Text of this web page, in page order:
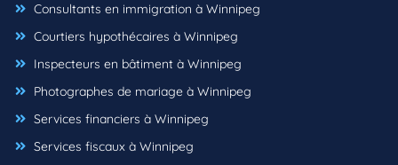
Consultants en immigration à Winnipeg
Courtiers hypothécaires à Winnipeg
Inspecteurs en bâtiment à Winnipeg
Photographes de mariage à Winnipeg
Services financiers à Winnipeg
Services fiscaux à Winnipeg